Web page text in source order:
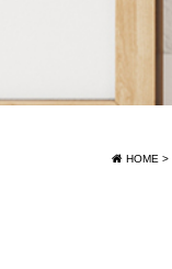
HOME >